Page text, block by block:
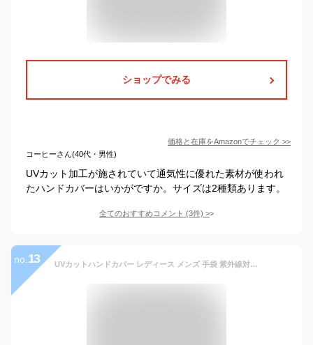
ショップでみる
価格と在庫をAmazonでチェック >>
コーヒーさん(40代・男性)
UVカット加工が施されていて通気性に優れた素材が使われ
たハンドカバーはいかがですか。サイズは2種類あります。
全てのおすすめコメント (3件) >
no. 13 UVカットハンドカバー レディース メンズ 手袋 紫外線対策 UPF50+ 日焼け防止 手甲 指 UVケア UVカット テニス ゴルフ グローブ 暑さ対策